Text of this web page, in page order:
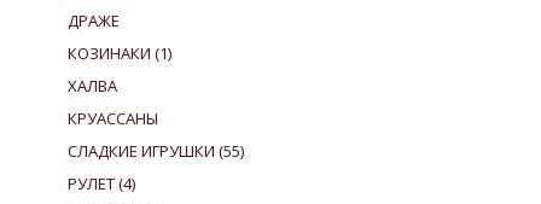
ДРАЖЕ
КОЗИНАКИ (1)
ХАЛВА
КРУАССАНЫ
СЛАДКИЕ ИГРУШКИ (55)
РУЛЕТ(4)